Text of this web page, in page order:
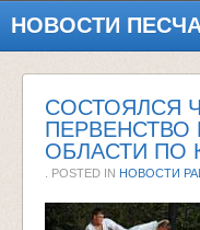
НОВОСТИ
СОСТОЯЛСЯ
ПЕРВЕНСТВО
ОБЛАСТИ ПО
. POSTED IN НОВОСТИ